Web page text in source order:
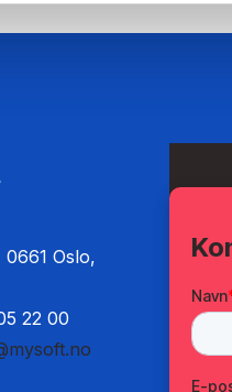
Oslo,
22 00